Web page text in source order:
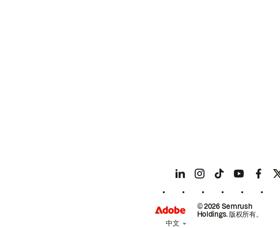
© 2026 Semrush
Holdings. 版权所有。
中文